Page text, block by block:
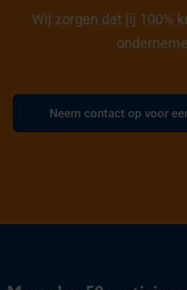
Wij zorgen dat jij 100%
Neem contact op voor